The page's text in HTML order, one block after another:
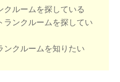
クルームを探している
ランクルームを探してい
ンクルームを知りたい